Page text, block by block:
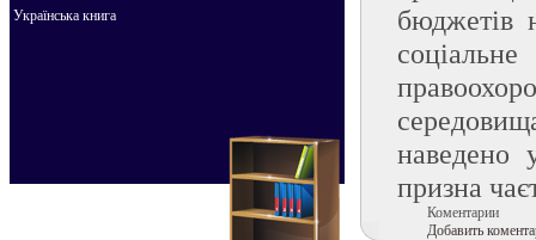
Українська книга
бюджетiв
наведено
призна
Коментарии
Добавить